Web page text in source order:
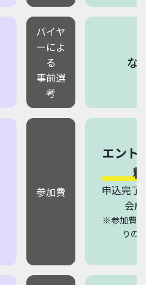
バイヤ
ーによ
る
事前選
考
なし
参加費
エント
料
申込完了=
会成立
※参加費は
りの価